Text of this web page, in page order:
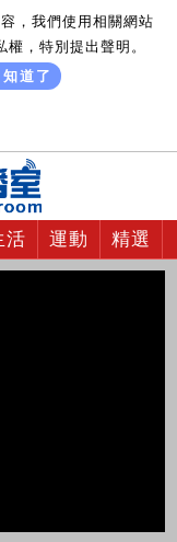
，我們使用相關網站
，特別提出聲明。
知道了
活 運動 精選